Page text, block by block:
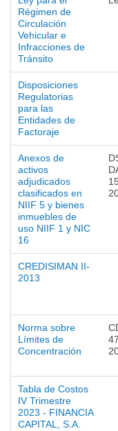
Régimen de
Circulación
Vehicular e
Infracciones de
Tránsito
Disposiciones
Regulatorias
para las
Entidades de
Factoraje
Anexos de
activos
adjudicados
clasificados en
NIIF 5 y bienes
inmuebles de
uso NIIF 1 y NIC
16
CREDISIMAN II-
2013
Norma sobre
Límites de
Concentración
Tabla de Costos
IV Trimestre
2023 - FINANCIA
CAPITAL, S.A.